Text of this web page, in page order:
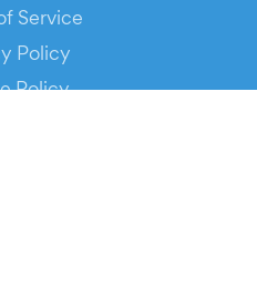
Service
Policy
Policy